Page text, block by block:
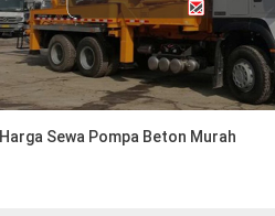
Harga Sewa Pompa Beton Murah